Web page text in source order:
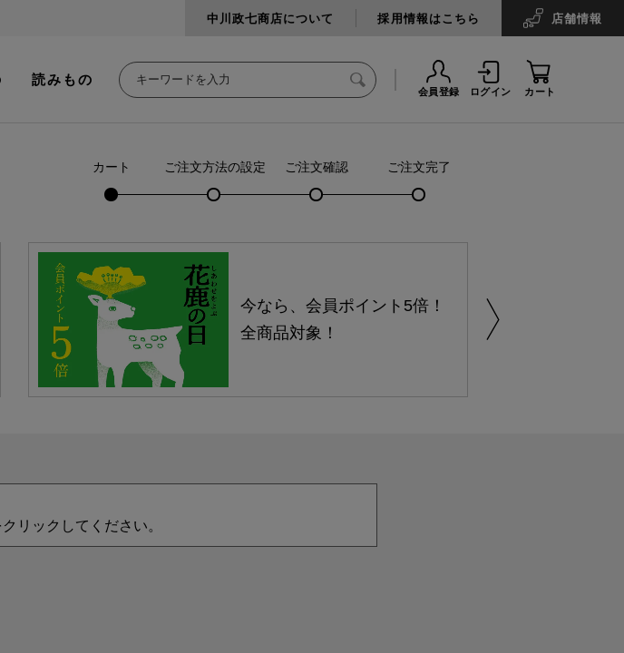
中川政七商店について 採用情報はこちら 店舗情報
読みもの
会員登録 ログイン カート
カート ご注文方法の設定 ご注文確認 ご注文完了
今なら、会員ポイント5倍！
全商品対象！
リックしてください。